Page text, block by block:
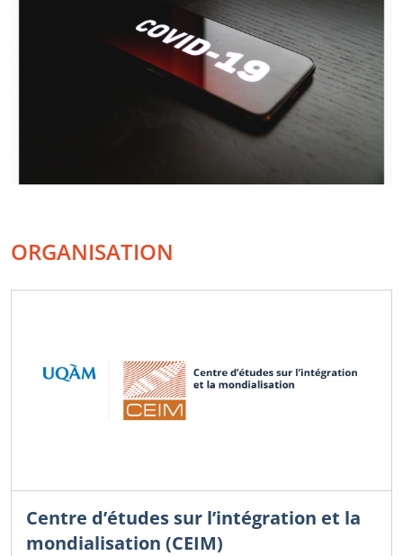
ORGANISATION
Centre d’études sur l’intégration et la
mondialisation (CEIM)